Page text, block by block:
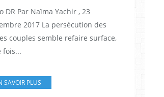
DR Par Naïma Yachir , 23
2017 La persécution des
couples semble refaire surface,
fois...
SAVOIR PLUS